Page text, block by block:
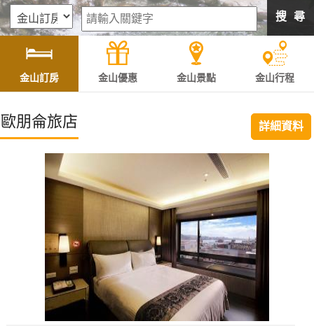
灣
訂
房
直接跟飯店訂房HOT
搜 尋
金山訂房 金山優惠 金山景點 金山行程
歐朋侖旅店 詳細資料